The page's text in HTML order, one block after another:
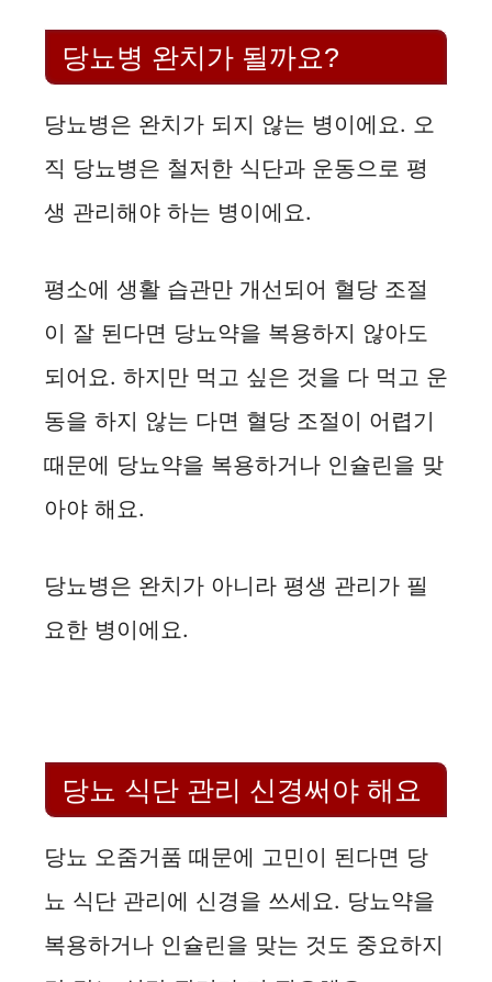
당뇨병 완치가 될까요?
당뇨병은 완치가 되지 않는 병이에요. 오
직 당뇨병은 철저한 식단과 운동으로 평
생 관리해야 하는 병이에요.
평소에 생활 습관만 개선되어 혈당 조절
이 잘 된다면 당뇨약을 복용하지 않아도
되어요. 하지만 먹고 싶은 것을 다 먹고 운
동을 하지 않는 다면 혈당 조절이 어렵기
때문에 당뇨약을 복용하거나 인슐린을 맞
아야 해요.
당뇨병은 완치가 아니라 평생 관리가 필
요한 병이에요.
당뇨 식단 관리 신경써야 해요
당뇨 오줌거품 때문에 고민이 된다면 당
뇨 식단 관리에 신경을 쓰세요. 당뇨약을
복용하거나 인슐린을 맞는 것도 중요하지